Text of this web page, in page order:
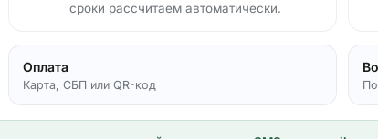
сроки рассчитаем автоматически.
Оплата
Карта, СБП или QR-код